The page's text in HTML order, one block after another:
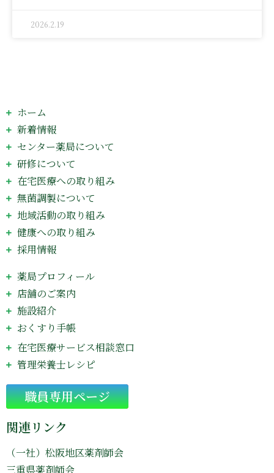
2026.2.19
ホーム
新着情報
センター薬局について
研修について
在宅医療への取り組み
無菌調製について
地域活動の取り組み
健康への取り組み
採用情報
薬局プロフィール
店舗のご案内
施設紹介
おくすり手帳
在宅医療サービス相談窓口
管理栄養士レシピ
職員専用ページ
Go
関連リンク
（一社）松阪地区薬剤師会
三重県薬剤師会